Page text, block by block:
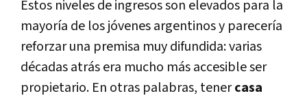
Estos niveles de ingresos son elevados para la
mayoría de los jóvenes argentinos y parecería
reforzar una premisa muy difundida: varias
décadas atrás era mucho más accesible ser
propietario. En otras palabras, tenercasa